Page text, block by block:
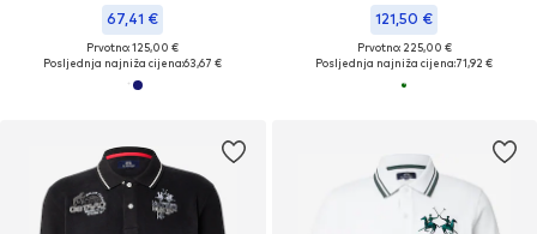
67,41 €
Prvotno: 125,00 €
Posljednja najniža cijena:63,67 €
121,50 €
Prvotno: 225,00 €
Posljednja najniža cijena:71,92 €